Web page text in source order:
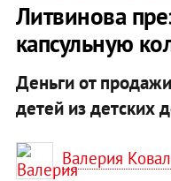
Литвинова
капсульную
Деньги от
детей из детских
Валерия